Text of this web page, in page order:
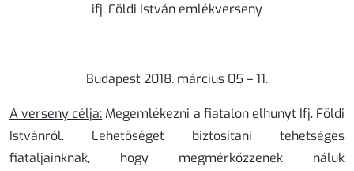
ifj. Földi István emlékverseny
Budapest 2018. március 05 – 11.
A verseny célja: Megemlékezni a fiatalon elhunyt Ifj. Földi
Istvánról.
Lehetőséget biztosítani tehetséges
fiataljainknak, hogy megmérkőzzenek náluk